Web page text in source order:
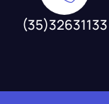
(35)32631133